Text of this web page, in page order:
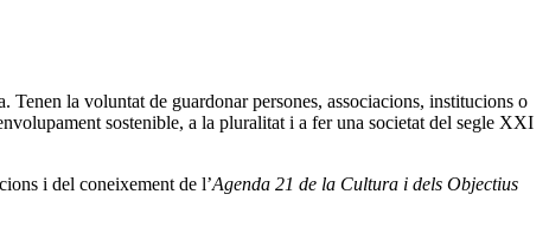
la voluntat de guardonar persones, associacions, institucions o
sostenible, a la pluralitat i a fer una societat del segle XXI
i del coneixement de l’Agenda 21 de la Cultura i dels Objectius